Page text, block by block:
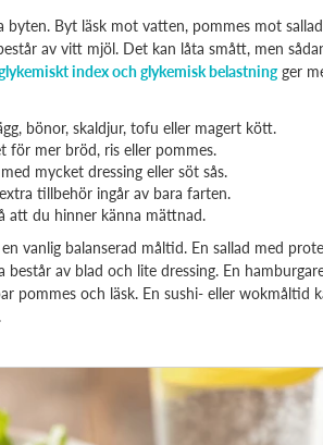
Byt läsk mot vatten, pommes mot
av vitt mjöl. Det kan låta smått, men
index och glykemisk belastningger
bönor, skaldjur, tofu eller magert kött.
för mer bröd, ris eller pommes.
mycket dressing eller söt sås.
tillbehör ingår av bara farten.
att du hinner känna mättnad.
vanlig balanserad måltid. En sallad med
av blad och lite dressing. En
pommes och läsk. En sushi- eller wokmåltid